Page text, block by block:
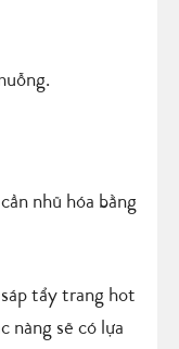
nhũ hóa bằng
tẩy trang hot
nàng sẽ có lựa